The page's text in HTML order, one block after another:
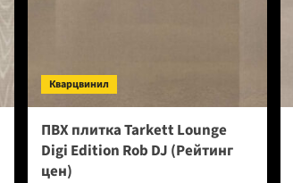
Кварцвинил
ПВХ плитка Tarkett Lounge
Digi Edition Rob DJ (Рейтинг
цен)